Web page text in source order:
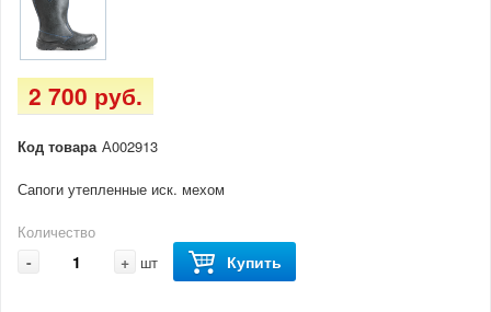
2 700 руб.
Код товара А002913
Сапоги утепленные иск. мехом
Количество
- + шт Купить